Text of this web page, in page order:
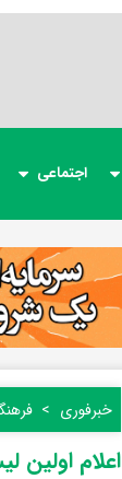
اجتماعی
خبرفوری
اعلام اولین لیست